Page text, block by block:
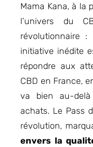
Mama Kana, à la
l’univers du
révolutionnaire
initiative inédite
répondre aux
CBD en France,
va bien au-
achats. Le Pass
révolution,
envers la